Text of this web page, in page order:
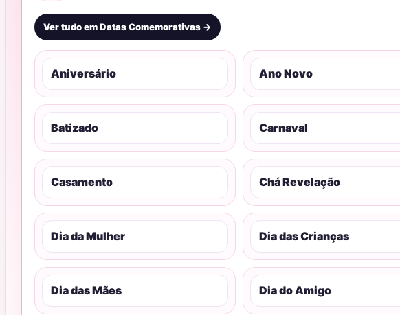
Ver tudo em Datas Comemorativas →
Aniversário Ano Novo
Batizado Carnaval
Casamento Chá Revelação
Dia da Mulher Dia das Crianças
Dia das Mães Dia do Amigo